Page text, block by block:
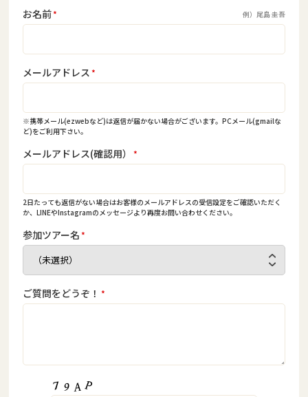
お名前* 例）尾島 圭吾
メールアドレス *
※携帯メール(ezwebなど)は返信が届かない場合がございます。PCメール(gmailな
ど)をご利用下さい。
メールアドレス(確認用） *
2日たっても返信がない場合はお客様のメールアドレスの受信設定をご確認いただく
か、LINEやInstagramのメッセージより再度お問い合わせください。
参加ツアー名 *
ご質問をどうぞ！ *